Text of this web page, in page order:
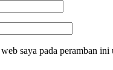
saya pada peramban